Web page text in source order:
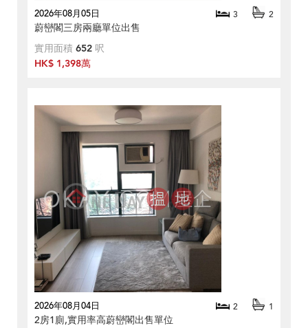
2026年08月05日 3 2
蔚巒閣三房兩廳單位出售
實用面積 652 呎
HK$ 1,398萬
2026年08月04日 2 1
2房1廁,實用率高蔚巒閣出售單位